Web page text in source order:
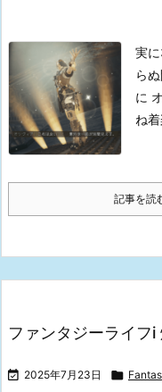
実
ら
に
ね
記事を読
ファンタジーライ
 2025年7月23日 